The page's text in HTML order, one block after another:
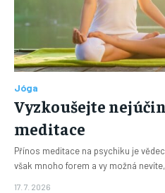
Jóga
Vyzkoušejte
meditace
Přínos meditace na psychiku je
však mnoho forem a vy možná
17. 7. 2026